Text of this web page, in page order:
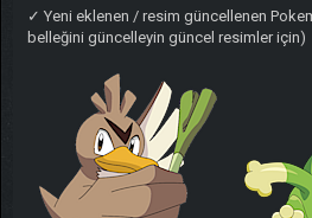
✓ Yeni eklenen / resim güncellenen
belleğini güncelleyin güncel resimler için)